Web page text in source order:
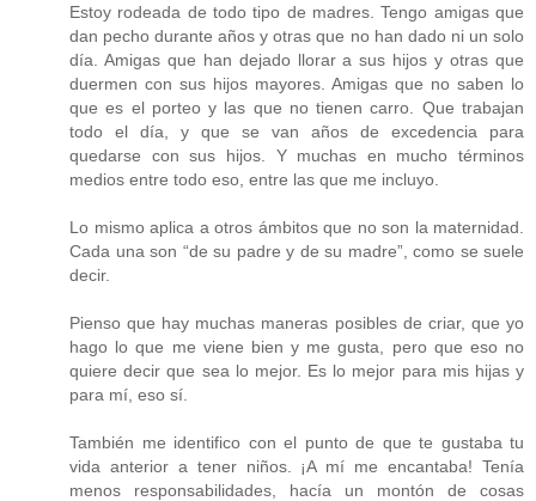
Estoy rodeada de todo tipo de madres. Tengo amigas que
dan pecho durante años y otras que no han dado ni un solo
día. Amigas que han dejado llorar a sus hijos y otras que
duermen con sus hijos mayores. Amigas que no saben lo
que es el porteo y las que no tienen carro. Que trabajan
todo el día, y que se van años de excedencia para
quedarse con sus hijos. Y muchas en mucho términos
medios entre todo eso, entre las que me incluyo.
Lo mismo aplica a otros ámbitos que no son la maternidad.
Cada una son “de su padre y de su madre”, como se suele
decir.
Pienso que hay muchas maneras posibles de criar, que yo
hago lo que me viene bien y me gusta, pero que eso no
quiere decir que sea lo mejor. Es lo mejor para mis hijas y
para mí, eso sí.
También me identifico con el punto de que te gustaba tu
vida anterior a tener niños. ¡A mí me encantaba! Tenía
menos responsabilidades, hacía un montón de cosas